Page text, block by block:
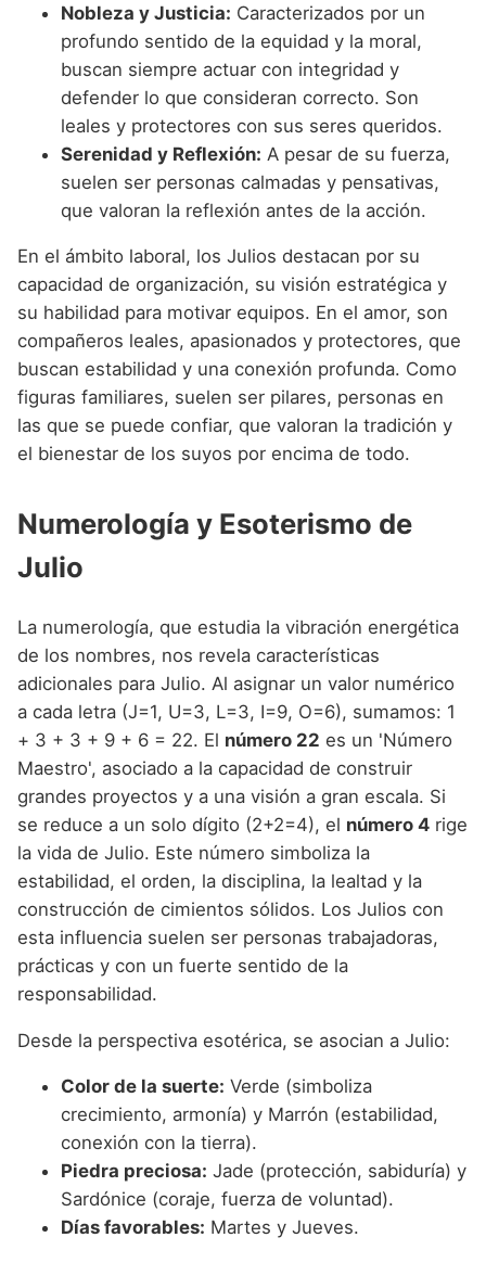
Nobleza y Justicia: Caracterizados por un
profundo sentido de la equidad y la moral,
buscan siempre actuar con integridad y
defender lo que consideran correcto. Son
leales y protectores con sus seres queridos.
Serenidad y Reflexión: A pesar de su fuerza,
suelen ser personas calmadas y pensativas,
que valoran la reflexión antes de la acción.
En el ámbito laboral, los Julios destacan por su
capacidad de organización, su visión estratégica y
su habilidad para motivar equipos. En el amor, son
compañeros leales, apasionados y protectores, que
buscan estabilidad y una conexión profunda. Como
figuras familiares, suelen ser pilares, personas en
las que se puede confiar, que valoran la tradición y
el bienestar de los suyos por encima de todo.
Numerología y Esoterismo de
Julio
La numerología, que estudia la vibración energética
de los nombres, nos revela características
adicionales para Julio. Al asignar un valor numérico
a cada letra (J=1, U=3, L=3, I=9, O=6), sumamos: 1
+ 3 + 3 + 9 + 6 = 22. El número 22 es un 'Número
Maestro', asociado a la capacidad de construir
grandes proyectos y a una visión a gran escala. Si
se reduce a un solo dígito (2+2=4), el número 4 rige
la vida de Julio. Este número simboliza la
estabilidad, el orden, la disciplina, la lealtad y la
construcción de cimientos sólidos. Los Julios con
esta influencia suelen ser personas trabajadoras,
prácticas y con un fuerte sentido de la
responsabilidad.
Desde la perspectiva esotérica, se asocian a Julio:
Color de la suerte: Verde (simboliza
crecimiento, armonía) y Marrón (estabilidad,
conexión con la tierra).
Piedra preciosa: Jade (protección, sabiduría) y
Sardónice (coraje, fuerza de voluntad).
Días favorables: Martes y Jueves.